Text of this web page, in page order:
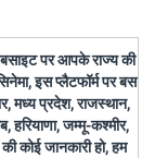
पर आपके राज्य की
इस प्लैटफॉर्म पर बस
मध्य प्रदेश, राजस्थान,
हरियाणा, जम्मू-कश्मीर,
कोई जानकारी हो, हम